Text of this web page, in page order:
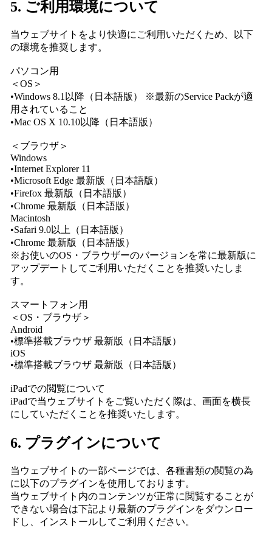
5. ご利用環境について
当ウェブサイトをより快適にご利用いただくため、以下
の環境を推奨します。
パソコン用
＜OS＞
•Windows 8.1以降（日本語版） ※最新のService Packが適
用されていること
•Mac OS X 10.10以降（日本語版）
＜ブラウザ＞
Windows
•Internet Explorer 11
•Microsoft Edge 最新版（日本語版）
•Firefox 最新版（日本語版）
•Chrome 最新版（日本語版）
Macintosh
•Safari 9.0以上（日本語版）
•Chrome 最新版（日本語版）
※お使いのOS・ブラウザーのバージョンを常に最新版に
アップデートしてご利用いただくことを推奨いたしま
す。
スマートフォン用
＜OS・ブラウザ＞
Android
•標準搭載ブラウザ 最新版（日本語版）
iOS
•標準搭載ブラウザ 最新版（日本語版）
iPadでの閲覧について
iPadで当ウェブサイトをご覧いただく際は、画面を横長
にしていただくことを推奨いたします。
6. プラグインについて
当ウェブサイトの一部ページでは、各種書類の閲覧の為
に以下のプラグインを使用しております。
当ウェブサイト内のコンテンツが正常に閲覧することが
できない場合は下記より最新のプラグインをダウンロー
ドし、インストールしてご利用ください。